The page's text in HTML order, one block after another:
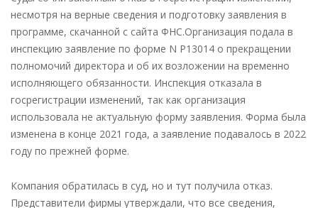
несмотря на верные сведения и подготовку заявления в
программе, скачанной с сайта ФНС.Организация подала в
инспекцию заявление по форме N Р13014 о прекращении
полномочий директора и об их возложении на временно
исполняющего обязанности. Инспекция отказала в
госрегистрации изменений, так как организация
использовала не актуальную форму заявления. Форма была
изменена в конце 2021 года, а заявление подавалось в 2022
году по прежней форме.
Компания обратилась в суд, но и тут получила отказ.
Представители фирмы утверждали, что все сведения,